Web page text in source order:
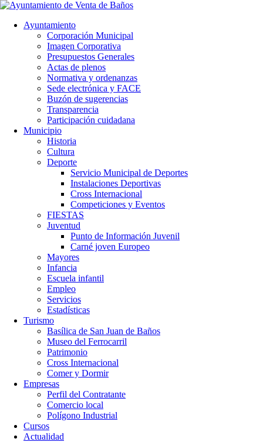
Ayuntamiento
Corporación Municipal
Imagen Corporativa
Presupuestos Generales
Actas de plenos
Normativa y ordenanzas
Sede electrónica y FACE
Buzón de sugerencias
Transparencia
Participación cuidadana
Municipio
Historia
Cultura
Deporte
Servicio Municipal de Deportes
Instalaciones Deportivas
Cross Internacional
Competiciones y Eventos
FIESTAS
Juventud
Punto de Información Juvenil
Carné joven Europeo
Mayores
Infancia
Escuela infantil
Empleo
Servicios
Estadísticas
Turismo
Basílica de San Juan de Baños
Museo del Ferrocarril
Patrimonio
Cross Internacional
Comer y Dormir
Empresas
Perfil del Contratante
Comercio local
Polígono Industrial
Cursos
Actualidad